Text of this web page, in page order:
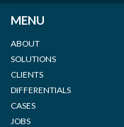
MENU
ABOUT
SOLUTIONS
CLIENTS
DIFFERENTIALS
CASES
JOBS